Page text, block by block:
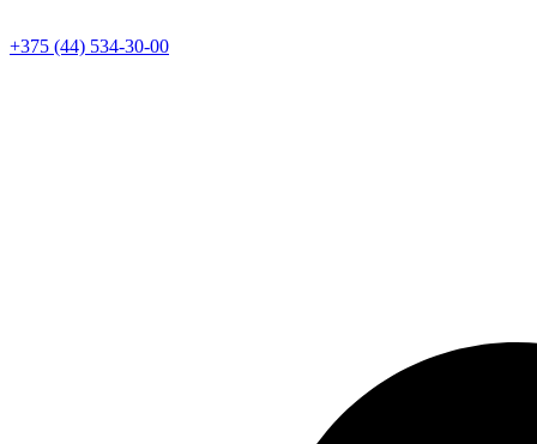
+375 (44) 534-30-00